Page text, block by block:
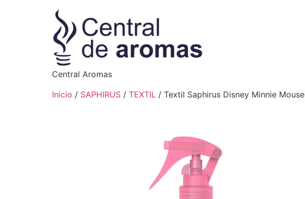
Central Aromas
Inicio / SAPHIRUS / TEXTIL / Textil Saphirus Disney Minnie Mouse